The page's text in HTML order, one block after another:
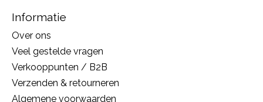
Informatie
Over ons
Veel gestelde vragen
Verkooppunten / B2B
Verzenden & retourneren
Algemene voorwaarden